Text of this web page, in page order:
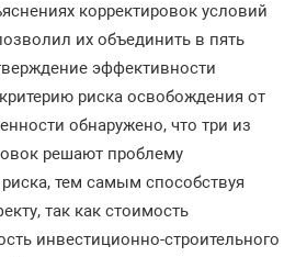
корректировок условий
их объединить в пять
ждение эффективности
критерию риска освобождения от
обнаружено, что три из
решают проблему
риска, тем самым способствуя
, так как стоимость
инвестиционно-строительного